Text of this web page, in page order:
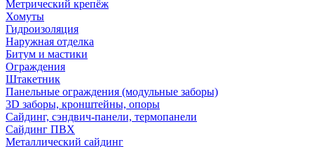
Метрический крепёж
Хомуты
Гидроизоляция
Наружная отделка
Битум и мастики
Ограждения
Штакетник
Панельные ограждения (модульные заборы)
3D заборы, кронштейны, опоры
Cайдинг, сэндвич-панели, термопанели
Сайдинг ПВХ
Металлический сайдинг